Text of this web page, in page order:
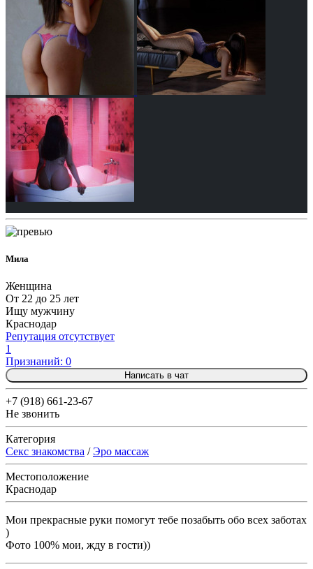
Мила
Женщина
От 22 до 25 лет
Ищу мужчину
Краснодар
Репутация отсутствует
1
Признаний: 0
Написать в чат
+7 (918) 661-23-67
Не звонить
Категория
Секс знакомства /Эро массаж
Местоположение
Краснодар
Мои прекрасные руки помогут тебе позабыть обо всех заботах
)
Фото 100% мои, жду в гости))